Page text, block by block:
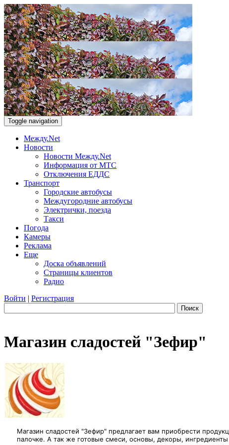
Toggle navigation
Между.Net
Новости
Новости Между.Net
Информация от МТС
Отключения ЕДДС
Транспорт
Городские автобусы
Междугородние автобусы
Электрички, поезда
Такси
Погода
Камеры
Реклама
Еще
Доска объявлений
Страницы клиентов
Радио
Войти | Регистрация
Поиск
Магазин сладостей "Зефир"
Магазин сладостей "Зефир" предлагает вам приобрести
палочке. А так же готовые смеси, основы, декоры,